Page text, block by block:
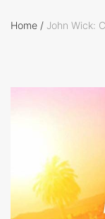
Home / John Wick: